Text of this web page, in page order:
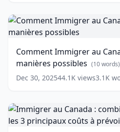
pour
t’installer
en
words)
Comment
Immigrer
au
Découvre
les
9
possibles
words)
Comment Immigrer au
manières possibles (10words)
Dec 30, 202544.1K views3.1K
Immigrer
au
Canada